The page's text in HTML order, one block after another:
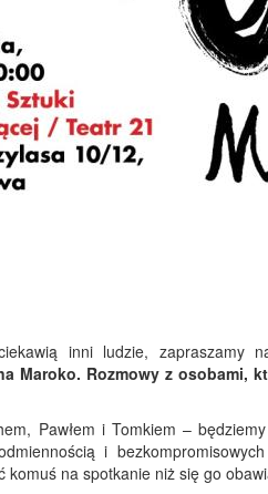
inni ludzie, zapraszamy
Maroko. Rozmowy z osobami,
Pawłem i Tomkiem –
i
na spotkanie niż się go